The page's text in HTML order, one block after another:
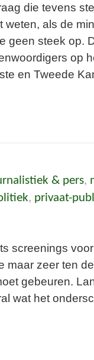
die tevens
weten, als de
geen steek op.
op
en Tweede
& pers,
, privaat-
screenings
maar zeer ten
gebeuren.
wat het